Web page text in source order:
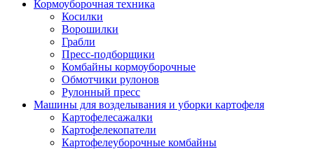
Кормоуборочная техника
Косилки
Ворошилки
Грабли
Пресс-подборщики
Комбайны кормоуборочные
Обмотчики рулонов
Рулонный пресс
Машины для возделывания и уборки картофеля
Картофелесажалки
Картофелекопатели
Картофелеуборочные комбайны